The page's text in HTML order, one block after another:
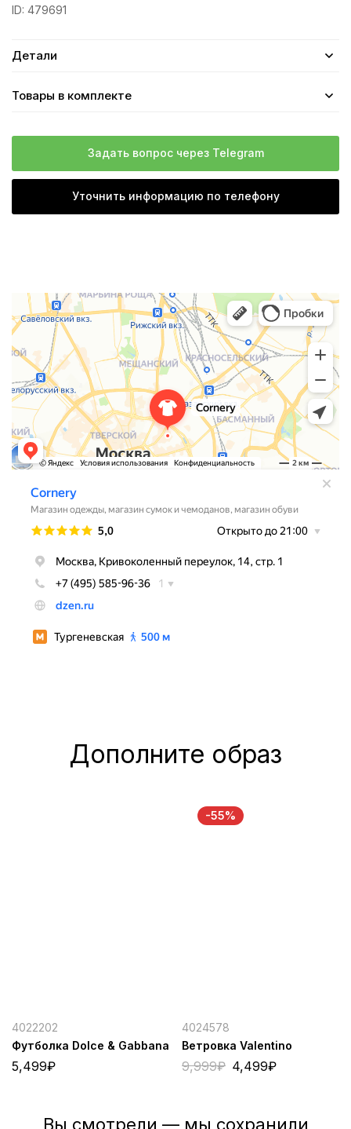
ID: 479691
Детали
Товары в комплекте
Задать вопрос через Telegram
Уточнить информацию по телефону
Дополните образ
4022202
Футболка Dolce & Gabbana
5,499₽
-55%
4024578
Ветровка Valentino
9,999₽ 4,499₽
Вы смотрели — мы сохранили